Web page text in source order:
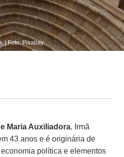
| Foto: Pixabay
Maria Auxiliadora, Irmã
43 anos e é originária de
política e elementos